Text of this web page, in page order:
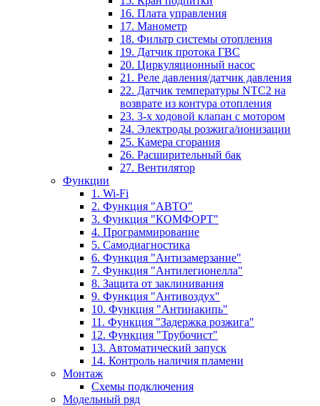
16. Плата управления
17. Манометр
18. Фильтр системы отопления
19. Датчик протока ГВС
20. Циркуляционный насос
21. Реле давления/датчик давления
22. Датчик температуры NTC2 на
возврате из контура отопления
23. 3-х ходовой клапан с мотором
24. Электроды розжига/ионизации
25. Камера сгорания
26. Расширительный бак
27. Вентилятор
Функции
1. Wi-Fi
2. Функция "АВТО"
3. Функция "КОМФОРТ"
4. Программирование
5. Самодиагностика
6. Функция "Антизамерзание"
7. Функция "Антилегионелла"
8. Защита от заклинивания
9. Функция "Антивоздух"
10. Функция "Антинакипь"
11. Функция "Задержка розжига"
12. Функция "Трубочист"
13. Автоматический запуск
14. Контроль наличия пламени
Монтаж
Схемы подключения
Модельный ряд